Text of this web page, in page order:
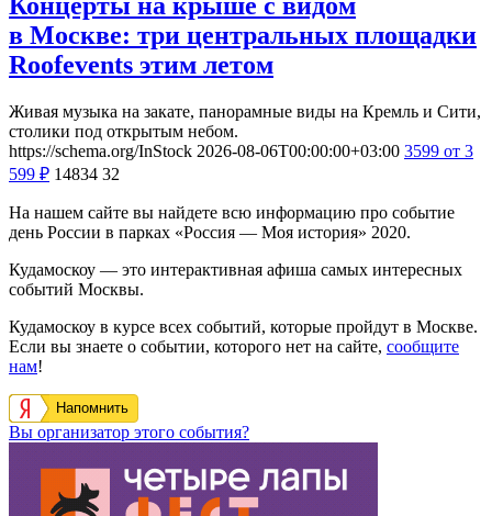
в Москве: три центральных площадки
Roofevents этим летом
Живая музыка на закате, панорамные виды на Кремль и Сити,
столики под открытым небом.
https://schema.org/InStock 2026-08-06T00:00:00+03:00 3599 от 3
599 ₽ 14834 32
На нашем сайте вы найдете всю информацию про событие
день России в парках «Россия — Моя история» 2020.
Кудамоскоу — это интерактивная афиша самых интересных
событий Москвы.
Кудамоскоу в курсе всех событий, которые пройдут в Москве.
Если вы знаете о событии, которого нет на сайте, сообщите
нам!
Напомнить
Вы организатор этого события?